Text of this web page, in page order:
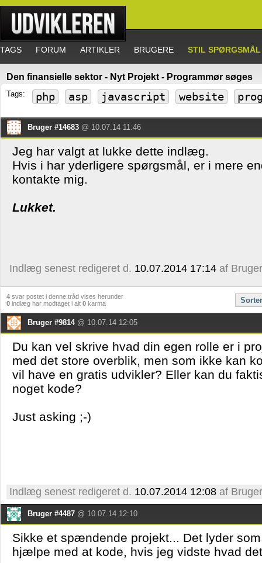
TAGS FORUM ARTIKLER BRUGERE STIL SPØRGSMÅL
Den finansielle sektor - Nyt Projekt - Programmør søges
Tags: php asp javascript website
Bruger #14683 @ 10.07.14 11:46
Jeg har valgt at lukke dette indlæg.
Hvis i har yderligere spørgsmål, er i mere
kontakte mig.
Lukket.
Indlæg senest redigeret d. 10.07.2014 17:14 af
4 svar postet i denne tråd vises herunder
0 indlæg har modtaget i alt 0 karma
Bruger #9814 @ 10.07.14 12:05
Du kan vel skrive hvad din egen rolle er i
med det store overblik, men som ikke kan
vil have en gratis udvikler? Eller kan du
noget kode?
Just asking ;-)
Indlæg senest redigeret d. 10.07.2014 12:08 af
Bruger #4487 @ 10.07.14 12:10
Sikke et spændende projekt... Det lyder
hjælpe med at kode, hvis jeg vidste hvad